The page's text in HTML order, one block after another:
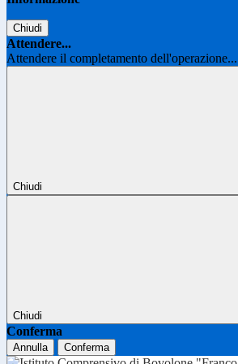
Chiudi
Attendere...
Attendere il completamento dell'operazione...
Chiudi
Chiudi
Conferma
Annulla Conferma